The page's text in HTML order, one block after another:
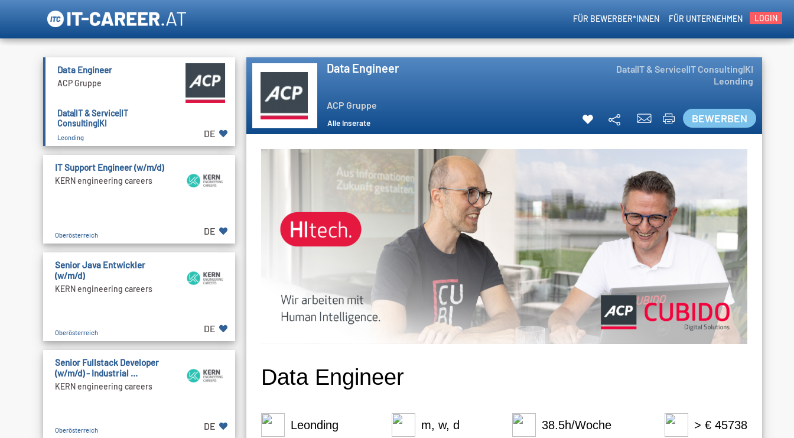
LOGIN
FÜR UNTERNEHMEN
FÜR BEWERBER*INNEN
Data Engineer Data|IT & Service|IT Consulting|KI
ACP Gruppe
Leonding
Alle Inserate BEWERBEN
Data Engineer
Leonding m, w, d 38.5h/Woche > € 45738
Data Engineer
ACP Gruppe
Data|IT & Service|IT
Consulting|KI
Leonding DE
IT Support Engineer (w/m/d)
KERN engineering careers
Oberösterreich DE
Senior Java Entwickler
(w/m/d)
KERN engineering careers
Oberösterreich DE
Senior Fullstack Developer
(w/m/d) - Industrial ...
KERN engineering careers
Oberösterreich DE